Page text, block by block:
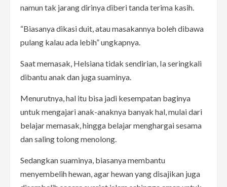
namun tak jarang dirinya diberi tanda terima kasih.
“Biasanya dikasi duit, atau masakannya boleh dibawa
pulang kalau ada lebih” ungkapnya.
Saat memasak, Helsiana tidak sendirian, Ia seringkali
dibantu anak dan juga suaminya.
Menurutnya, hal itu bisa jadi kesempatan baginya
untuk mengajari anak-anaknya banyak hal, mulai dari
belajar memasak, hingga belajar menghargai sesama
dan saling tolong menolong.
Sedangkan suaminya, biasanya membantu
menyembelih hewan, agar hewan yang disajikan juga